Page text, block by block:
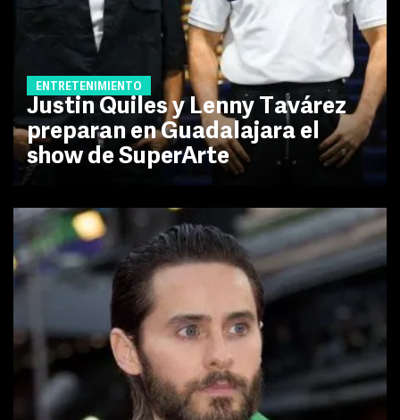
ENTRETENIMIENTO
Justin Quiles y Lenny Tavárez
preparan en Guadalajara el
show de SuperArte